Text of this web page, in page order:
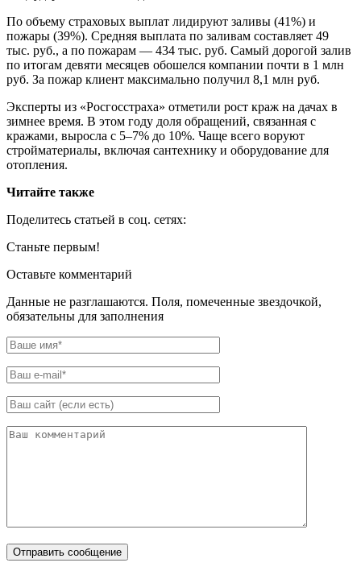
По объему страховых выплат лидируют заливы (41%) и
пожары (39%). Средняя выплата по заливам составляет 49
тыс. руб., а по пожарам — 434 тыс. руб. Самый дорогой залив
по итогам девяти месяцев обошелся компании почти в 1 млн
руб. За пожар клиент максимально получил 8,1 млн руб.
Эксперты из «Росгосстраха» отметили рост краж на дачах в
зимнее время. В этом году доля обращений, связанная с
кражами, выросла с 5–7% до 10%. Чаще всего воруют
стройматериалы, включая сантехнику и оборудование для
отопления.
Читайте также
Поделитесь статьей в соц. сетях:
Станьте первым!
Оставьте комментарий
Данные не разглашаются. Поля, помеченные звездочкой,
обязательны для заполнения